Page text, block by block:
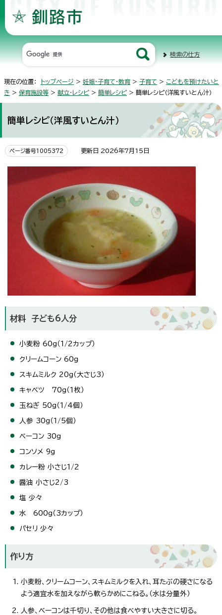
検索の仕方
現在の位置： トップページ > 妊娠・子育て・教育 > 子育て > こどもを預けたいと
き > 保育施設等 > 献立・レシピ > 簡単レシピ > 簡単レシピ（洋風すいとん汁）
簡単レシピ（洋風すいとん汁）
ページ番号1005372 更新日 2026年7月15日
材料 子ども6人分
小麦粉 60g（1/2カップ）
クリームコーン 60g
スキムミルク 20g（大さじ3）
キャベツ 70g（1枚）
玉ねぎ 50g（1/4個）
人参 30g（1/5個）
ベーコン 30g
コンソメ 9g
カレー粉 小さじ1/2
醤油 小さじ2/3
塩 少々
水 600g（3カップ）
パセリ 少々
作り方
小麦粉、クリームコーン、スキムミルクを入れ、耳たぶの硬さになる
よう適宜水を加えながら軟らかめにこねる。（水は分量外）
人参、ベーコンは千切り、その他は食べやすい大きさに切る。